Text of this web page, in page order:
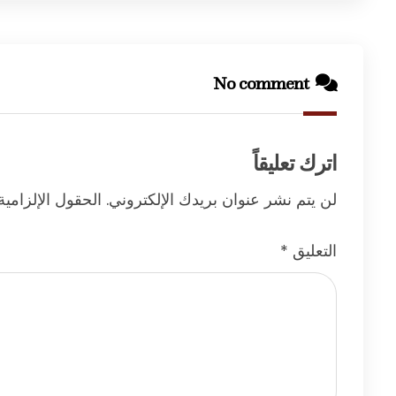
No comment
اترك تعليقاً
لن يتم نشر عنوان بريدك الإلكتروني. الحقول
التعليق *